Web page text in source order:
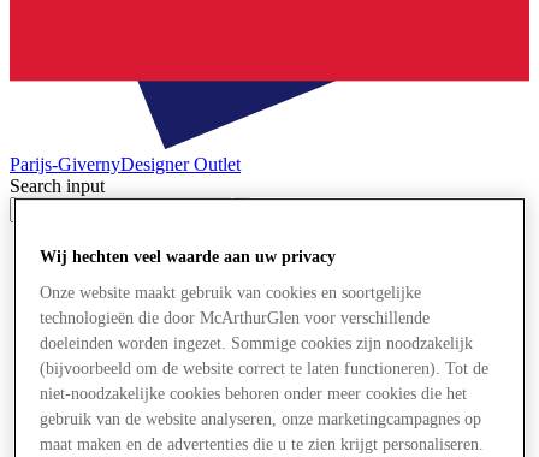
Parijs-GivernyDesigner Outlet
Search input
Winkels
Evenementen
Plan je bezoek
Restaurants
Diensten
Toerisme
Zoektocht naar werk
Cadeaubon
Het Tweede Leven
Wij hechten veel waarde aan uw privacy
Onze website maakt gebruik van cookies en soortgelijke
technologieën die door McArthurGlen voor verschillende
doeleinden worden ingezet. Sommige cookies zijn noodzakelijk
(bijvoorbeeld om de website correct te laten functioneren). Tot de
niet-noodzakelijke cookies behoren onder meer cookies die het
gebruik van de website analyseren, onze marketingcampagnes op
maat maken en de advertenties die u te zien krijgt personaliseren.